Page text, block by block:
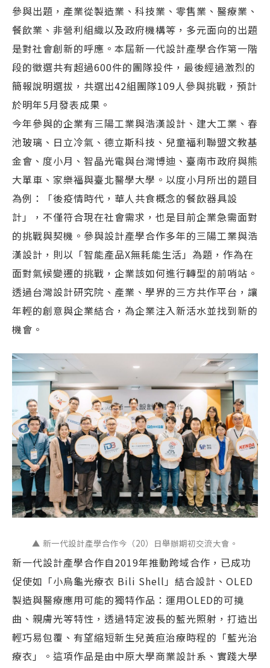
參與出題，產業從製造業、科技業、零售業、醫療業、
餐飲業、非營利組織以及政府機構等，多元面向的出題
是對社會創新的呼應。本屆新一代設計產學合作第一階
段的徵選共有超過600件的團隊投件，最後經過激烈的
簡報說明選拔，共選出42組團隊109人參與挑戰，預計
於明年5月發表成果。
今年參與的企業有三陽工業與浩漢設計、建大工業、春
池玻璃、日立冷氣、德立斯科技、兒童福利聯盟文教基
金會、度小月、智晶光電與台灣博迪、臺南市政府與熊
大單車、家樂福與臺北醫學大學。以度小月所出的題目
為例：「後疫情時代，華人共食概念的餐飲器具設
計」，不僅符合現在社會需求，也是目前企業急需面對
的挑戰與契機。參與設計產學合作多年的三陽工業與浩
漢設計，則以「智能產品X無耗能生活」為題，作為在
面對氣候變遷的挑戰，企業該如何進行轉型的前哨站。
透過台灣設計研究院、產業、學界的三方共作平台，讓
年輕的創意與企業結合，為企業注入新活水並找到新的
機會。
▲ 新一代設計產學合作今（20）日舉辦期初交流大會。
新一代設計產學合作自2019年推動跨域合作，已成功
促使如「小烏龜光療衣 Bili Shell」結合設計、OLED
製造與醫療應用可能的獨特作品：運用OLED的可撓
曲、親膚光等特性，透過特定波長的藍光照射，打造出
輕巧易包覆、有望縮短新生兒黃疸治療時程的「藍光治
療衣」。這項作品是由中原大學商業設計系、實踐大學